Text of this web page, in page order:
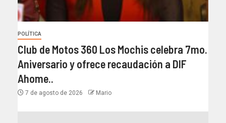
POLÍTICA
Club de Motos 360 Los Mochis celebra 7mo.
Aniversario y ofrece recaudación a DIF
Ahome..
7 de agosto de 2026 Mario